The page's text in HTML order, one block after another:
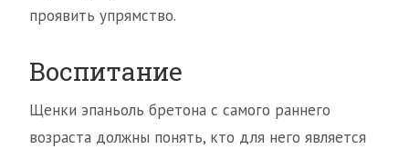
проявить упрямство.
Воспитание
Щенки эпаньоль бретона с самого раннего
возраста должны понять, кто для него является